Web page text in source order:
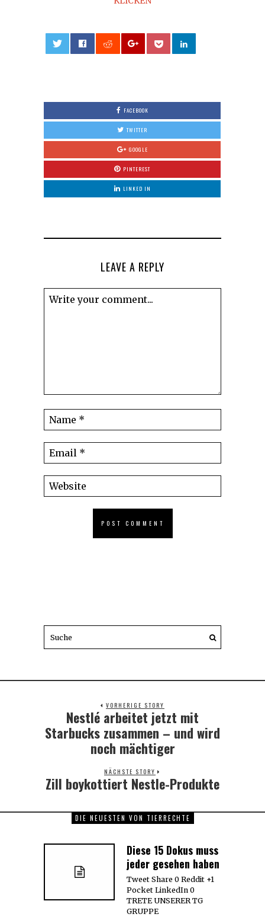
FACEBOOK
TWITTER
GOOGLE
PINTEREST
LINKED IN
LEAVE A REPLY
VORHERIGE STORY
Previous
post:
Nestlé arbeitet jetzt mit
Starbucks zusammen – und wird
noch mächtiger
NÄCHSTE STORY
Next
Zill boykottiert Nestle-Produkte
DIE NEUESTEN VON TIERRECHTE
Diese 15 Dokus muss
jeder gesehen haben
Tweet Share 0 Reddit +1
Pocket LinkedIn 0
TRETE UNSERER TG
GRUPPE